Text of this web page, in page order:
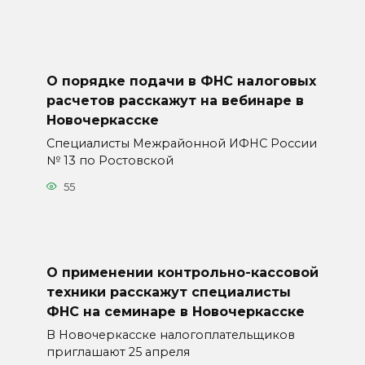
О порядке подачи в ФНС налоговых
расчетов расскажут на вебинаре в
Новочеркасске
Специалисты Межрайонной ИФНС России
№ 13 по Ростовской
55
О применении контрольно-кассовой
техники расскажут специалисты
ФНС на семинаре в Новочеркасске
В Новочеркасске налогоплательщиков
приглашают 25 апреля